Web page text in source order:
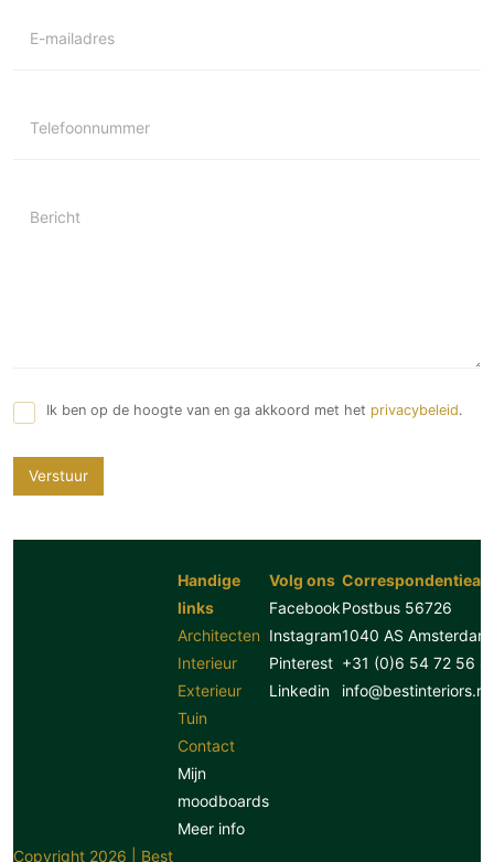
E-mailadres
Telefoonnummer
Bericht
Ik ben op de hoogte van en ga akkoord met het privacybeleid.
Verstuur
Handige
links
Architecten
Interieur
Exterieur
Tuin
Contact
Mijn
moodboards
Meer info
Volg ons
Facebook
Instagram
Pinterest
Linkedin
Postbus 56726
1040 AS Amsterdam
+31 (0)6 54 72 56
info@bestinteriors.nl
Copyright 2026 | Best